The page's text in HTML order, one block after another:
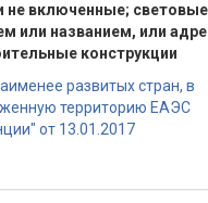
не включенные; световые
или названием, или
конструкции
развитых стран, в
территорию ЕАЭС
от 13.01.2017